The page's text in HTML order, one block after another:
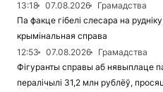
13:18
07.08.2026
Грамадства
Па факце гібелі слесара на
крымінальная справа
12:53
07.08.2026
Грамадства
Фігуранты справы аб нявыплаце
пералічылі 31,2 млн рублёў,